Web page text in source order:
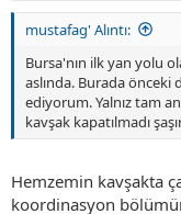
mustafag' Alıntı:
Bursa'nın ilk yan yolu
aslında. Burada önceki
ediyorum. Yalnız tam
kavşak kapatılmadı
Hemzemin kavşakta
koordinasyon